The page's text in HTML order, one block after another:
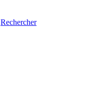
Rechercher